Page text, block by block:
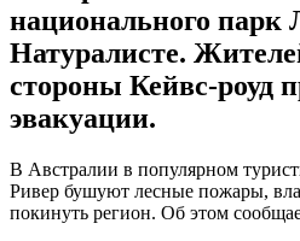
национального парк
Натуралисте.
стороны Кейвс-роуд
эвакуации.
В Австралии в популярном
Ривер бушуют лесные пожары,
покинуть регион. Об этом